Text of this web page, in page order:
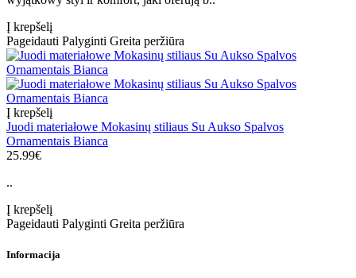
Į krepšelį
Pageidauti Palyginti Greita peržiūra
Į krepšelį
Juodi materiałowe Mokasinų stiliaus Su Aukso Spalvos
Ornamentais Bianca
25.99€
..
Į krepšelį
Pageidauti Palyginti Greita peržiūra
Informacija